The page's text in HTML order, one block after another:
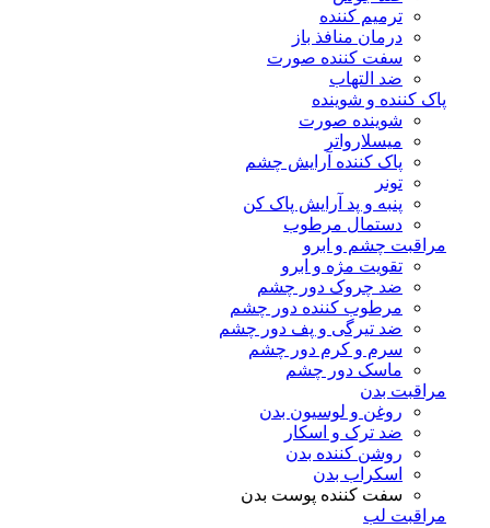
ترمیم کننده
درمان منافذ باز
سفت کننده صورت
ضد التهاب
پاک کننده و شوینده
شوینده صورت
میسلارواتر
پاک کننده آرایش چشم
تونر
پنبه و پد آرایش پاک کن
دستمال مرطوب
مراقبت چشم و ابرو
تقویت مژه و ابرو
ضد چروک دور چشم
مرطوب کننده دور چشم
ضد تیرگی و پف دور چشم
سرم و کرم دور چشم
ماسک دور چشم
مراقبت بدن
روغن و لوسیون بدن
ضد ترک و اسکار
روشن کننده بدن
اسکراب بدن
سفت کننده پوست بدن
مراقبت لب